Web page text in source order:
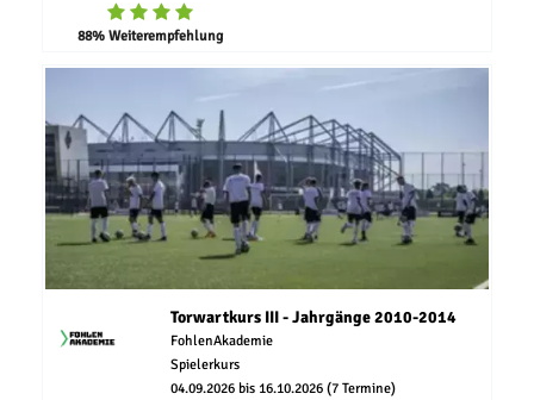
88% Weiterempfehlung
Torwartkurs III - Jahrgänge 2010-2014
FohlenAkademie
Spielerkurs
04.09.2026 bis 16.10.2026 (7 Termine)